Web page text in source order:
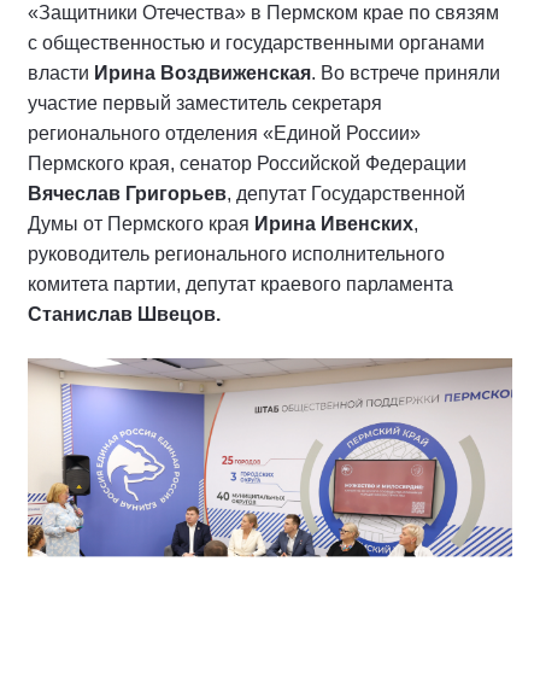
«Защитники Отечества» в Пермском крае по связям
с общественностью и государственными органами
власти Ирина Воздвиженская. Во встрече приняли
участие первый заместитель секретаря
регионального отделения «Единой России»
Пермского края, сенатор Российской Федерации
Вячеслав Григорьев, депутат Государственной
Думы от Пермского края Ирина Ивенских,
руководитель регионального исполнительного
комитета партии, депутат краевого парламента
Станислав Швецов.